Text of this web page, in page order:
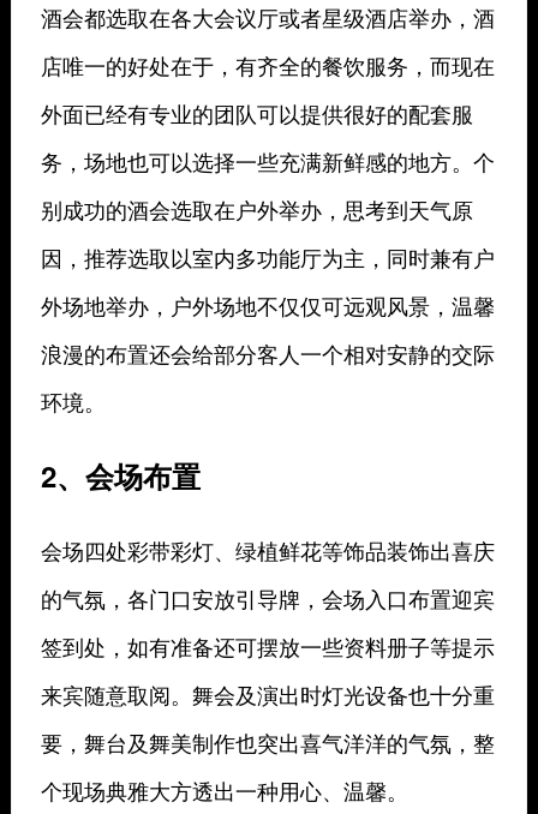
酒会都选取在各大会议厅或者星级酒店举办，酒
店唯一的好处在于，有齐全的餐饮服务，而现在
外面已经有专业的团队可以提供很好的配套服
务，场地也可以选择一些充满新鲜感的地方。个
别成功的酒会选取在户外举办，思考到天气原
因，推荐选取以室内多功能厅为主，同时兼有户
外场地举办，户外场地不仅仅可远观风景，温馨
浪漫的布置还会给部分客人一个相对安静的交际
环境。
2、会场布置
会场四处彩带彩灯、绿植鲜花等饰品装饰出喜庆
的气氛，各门口安放引导牌，会场入口布置迎宾
签到处，如有准备还可摆放一些资料册子等提示
来宾随意取阅。舞会及演出时灯光设备也十分重
要，舞台及舞美制作也突出喜气洋洋的气氛，整
个现场典雅大方透出一种用心、温馨。